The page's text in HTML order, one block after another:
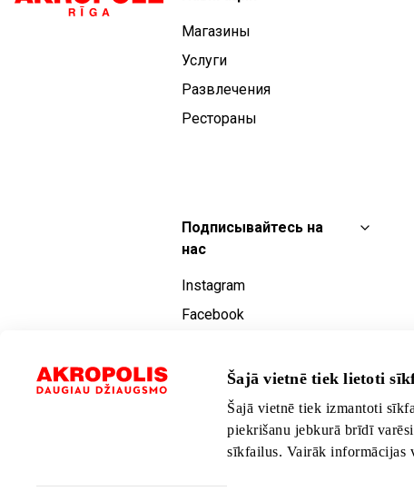
Šajā vietnē tiek lietoti
Šajā vietnē tiek izmantoti
piekrišanu jebkurā brīdī
sīkfailus. Vairāk informācijas
Магазины
Услуги
Развлечения
Рестораны
Подписывайтесь на
нас
Instagram
Facebook